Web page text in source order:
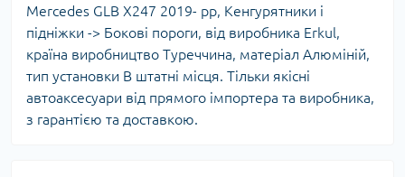
Mercedes GLB X247 2019- рр, Кенгурятники і
підніжки -> Бокові пороги, від виробника Erkul,
країна виробництво Туреччина, матеріал Алюміній,
тип установки В штатні місця. Тільки якісні
автоаксесуари від прямого імпортера та виробника,
з гарантією та доставкою.